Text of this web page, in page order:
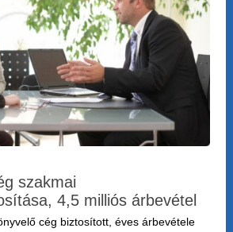
szakmai
4,5 milliós árbevétel
cég biztosított, éves árbevétele